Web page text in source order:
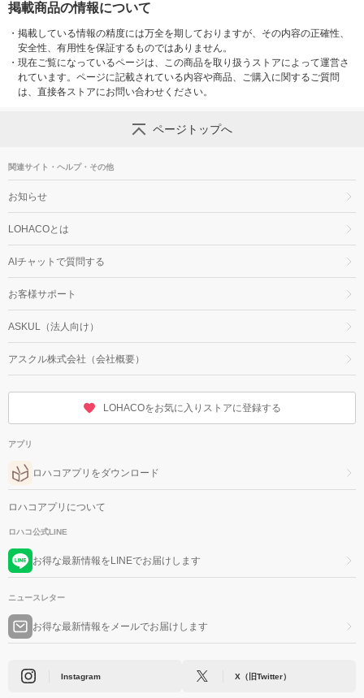
掲載商品の情報について
・ 掲載している情報の精度には万全を期しておりますが、その内容の正確性、
安全性、有用性を保証するものではありません。
・ 現在ご覧になっているページは、この商品を取り扱うストアによって運営さ
れています。ページに記載されている内容や商品、ご購入に関するご質問
は、直接各ストアにお問い合わせください。
ページトップへ
関連サイト・ヘルプ・その他
お知らせ
LOHACOとは
AIチャットで質問する
お客様サポート
ASKUL（法人向け）
アスクル株式会社（会社概要）
LOHACOをお気に入りストアに登録する
アプリ
ロハコアプリをダウンロード
ロハコアプリについて
ロハコ公式LINE
お得な最新情報をLINEでお届けします
ニュースレター
お得な最新情報をメールでお届けします
Instagram X（旧Twitter）